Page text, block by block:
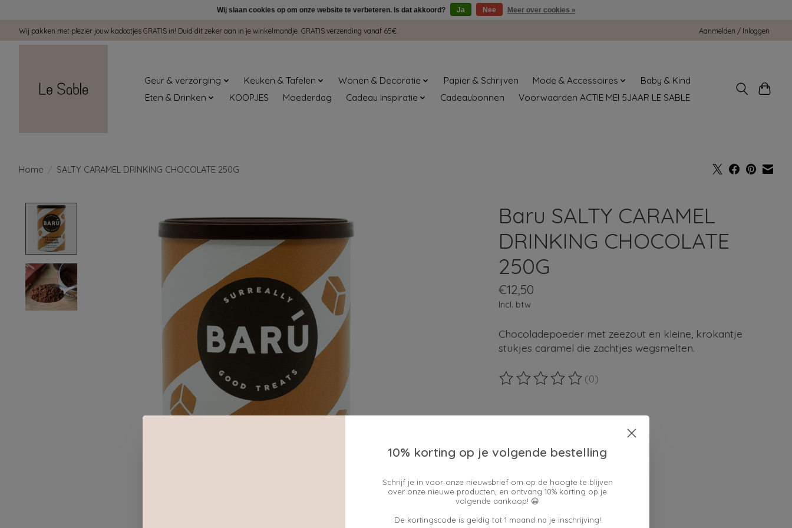
Wij pakken met plezier jouw kadootjes GRATIS in! Duid dit zeker aan in je winkelmandje. GRATIS verzending vanaf 65€. Aanmelden / Inloggen
Geur & verzorging Keuken & Tafelen Wonen & Decoratie Papier & Schrijven Mode & Accessoires
Baby & Kind
Eten & Drinken
KOOPJES Moederdag Cadeau Inspiratie Cadeaubonnen Voorwaarden ACTIE MEI 5JAAR LE SABLE
Home / SALTY CARAMEL DRINKING CHOCOLATE 250G
Baru SALTY CARAMEL
DRINKING CHOCOLATE
250G
€12,50
Incl. btw
Chocoladepoeder met zeezout en kleine, krokantje
stukjes caramel die zachtjes wegsmelten.
De beoordeling van dit product is
(0)
Hoeveelheid:
Wij slaan cookies op om onze website te verbeteren. Is dat akkoord? Ja Nee Meer over cookies »
10% korting op je volgende bestelling
Schrijf je in voor onze nieuwsbrief om op de hoogte te blijven
over onze nieuwe producten, en ontvang 10% korting op je
volgende aankoop! 😀
De kortingscode is geldig tot 1 maand na je inschrijving!